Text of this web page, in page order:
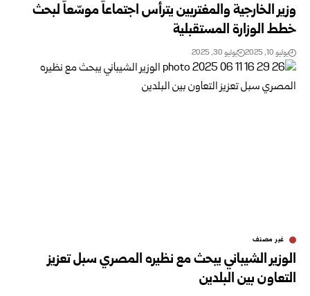
وزير الخارجية والمغتربين يترأس اجتماعاً موسّعاً لبحث
خطط الوزارة المستقبلية
يوليو 10, 2025 يوليو 30, 2025
غير مصنف
الوزير الشيباني يبحث مع نظيره المصري سبل تعزيز
التعاون بين البلدين